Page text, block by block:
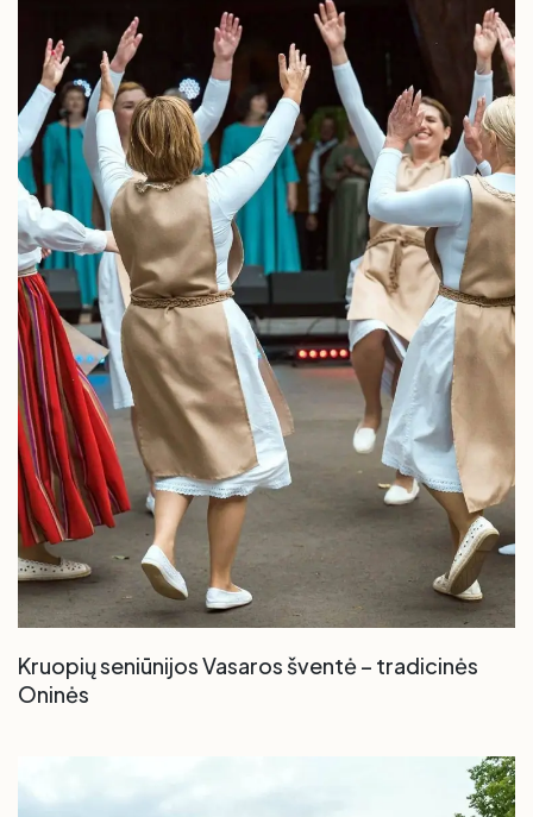
Kruopių seniūnijos Vasaros šventė – tradicinės
Oninės